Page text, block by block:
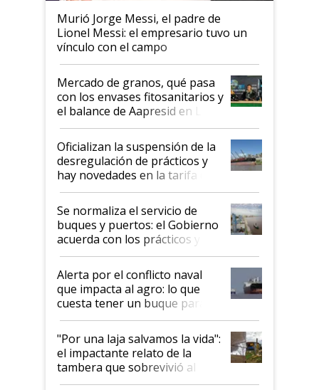
Murió Jorge Messi, el padre de
Lionel Messi: el empresario tuvo un
vínculo con el campo
Mercado de granos, qué pasa
con los envases fitosanitarios y
el balance de Aapresid en La
Posta
Oficializan la suspensión de la
desregulación de prácticos y
hay novedades en la tarifa de
la hidrovía
Se normaliza el servicio de
buques y puertos: el Gobierno
acuerda con los prácticos y
suspende el decreto de
desregulación
Alerta por el conflicto naval
que impacta al agro: lo que
cuesta tener un buque parado
y el peligro de que Argentina
pase a ser "país sucio"
"Por una laja salvamos la vida":
el impactante relato de la
tambera que sobrevivió al
tornado